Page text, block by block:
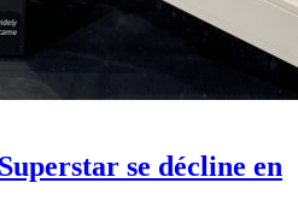
se décline en